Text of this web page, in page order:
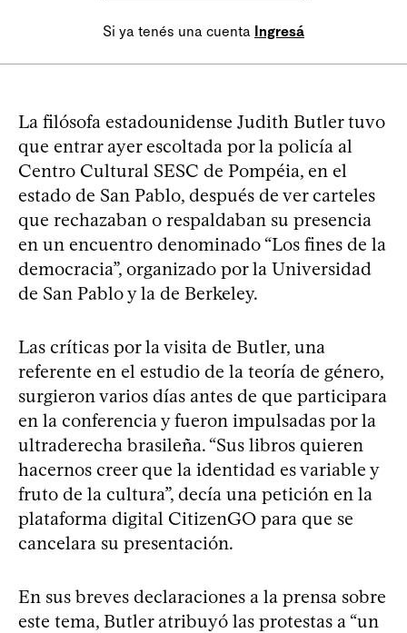
Si ya tenés una cuenta Ingresá
La filósofa estadounidense Judith Butler tuvo
que entrar ayer escoltada por la policía al
Centro Cultural SESC de Pompéia, en el
estado de San Pablo, después de ver carteles
que rechazaban o respaldaban su presencia
en un encuentro denominado “Los fines de la
democracia”, organizado por la Universidad
de San Pablo y la de Berkeley.
Las críticas por la visita de Butler, una
referente en el estudio de la teoría de género,
surgieron varios días antes de que participara
en la conferencia y fueron impulsadas por la
ultraderecha brasileña. “Sus libros quieren
hacernos creer que la identidad es variable y
fruto de la cultura”, decía una petición en la
plataforma digital CitizenGO para que se
cancelara su presentación.
En sus breves declaraciones a la prensa sobre
este tema, Butler atribuyó las protestas a “un